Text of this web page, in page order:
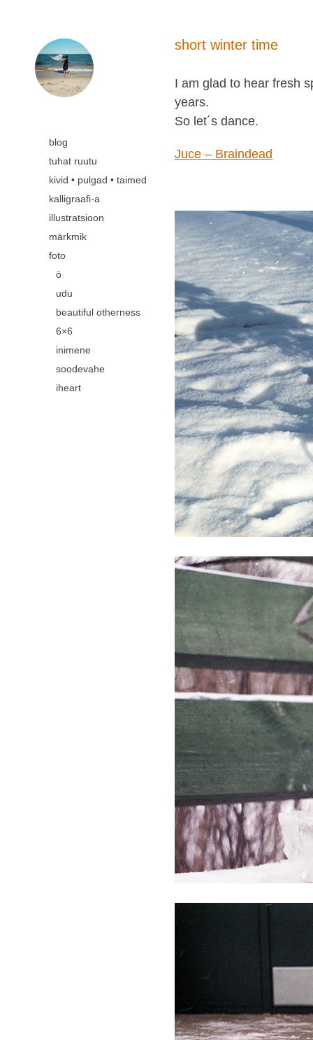
blog
tuhat ruutu
kivid • pulgad • taimed
kalligraafi-a
illustratsioon
märkmik
foto
ö
udu
beautiful otherness
6×6
inimene
soodevahe
iheart
short winter time
I am glad to hear fresh
years.
So let´s dance.
Juce – Braindead